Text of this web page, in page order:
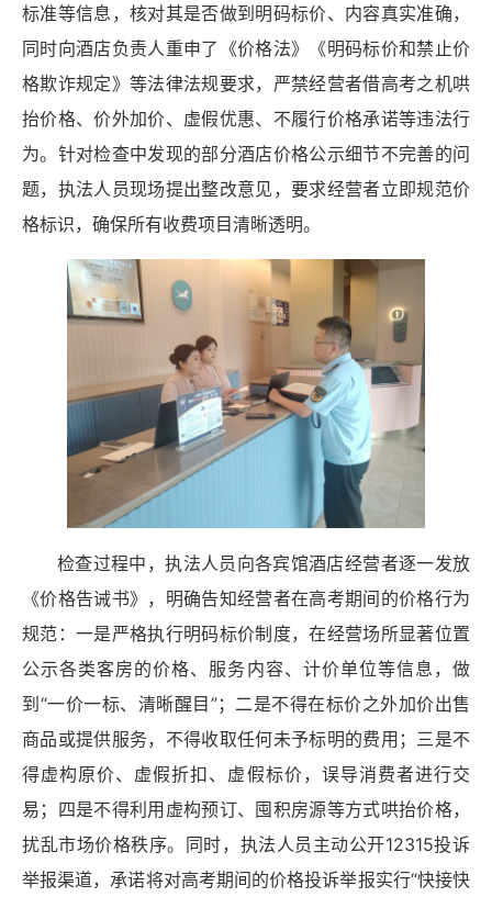
标准等信息，核对其是否做到明码标价、内容真实准确，
同时向酒店负责人重申了《价格法》《明码标价和禁止价
格欺诈规定》等法律法规要求，严禁经营者借高考之机哄
抬价格、价外加价、虚假优惠、不履行价格承诺等违法行
为。针对检查中发现的部分酒店价格公示细节不完善的问
题，执法人员现场提出整改意见，要求经营者立即规范价
格标识，确保所有收费项目清晰透明。
检查过程中，执法人员向各宾馆酒店经营者逐一发放
《价格告诫书》，明确告知经营者在高考期间的价格行为
规范：一是严格执行明码标价制度，在经营场所显著位置
公示各类客房的价格、服务内容、计价单位等信息，做
到“一价一标、清晰醒目”；二是不得在标价之外加价出售
商品或提供服务，不得收取任何未予标明的费用；三是不
得虚构原价、虚假折扣、虚假标价，误导消费者进行交
易；四是不得利用虚构预订、囤积房源等方式哄抬价格，
扰乱市场价格秩序。同时，执法人员主动公开12315投诉
举报渠道，承诺将对高考期间的价格投诉举报实行“快接快